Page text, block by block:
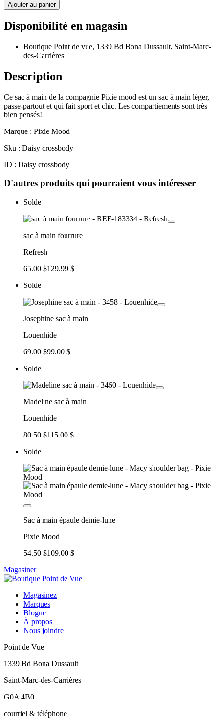
Ajouter au panier
Disponibilité en magasin
Boutique Point de vue, 1339 Bd Bona Dussault, Saint-Marc-
des-Carrières
Description
Ce sac à main de la compagnie Pixie mood est un sac à main léger,
passe-partout et qui fait sport et chic. Les compartiements sont très
bien pensés!
Marque : Pixie Mood
Sku : Daisy crossbody
ID : Daisy crossbody
D'autres produits qui pourraient vous intéresser
Solde
sac à main fourrure
Refresh
65.00 $129.99 $
Solde
Josephine sac à main
Louenhide
69.00 $99.00 $
Solde
Madeline sac à main
Louenhide
80.50 $115.00 $
Solde
Sac à main épaule demie-lune
Pixie Mood
54.50 $109.00 $
Magasiner
Magasinez
Marques
Blogue
À propos
Nous joindre
Point de Vue
1339 Bd Bona Dussault
Saint-Marc-des-Carrières
G0A 4B0
courriel & téléphone